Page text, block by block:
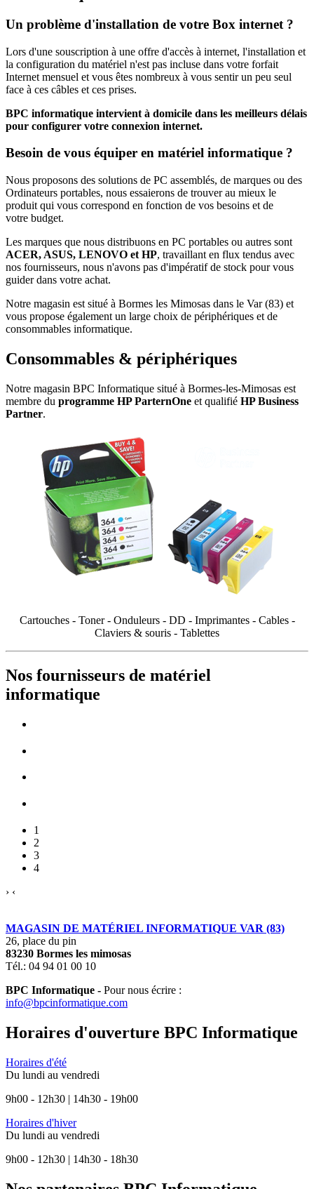
Un problème d'installation de votre Box internet ?
Lors d'une souscription à une offre d'accès à internet, l'installation et
la configuration du matériel n'est pas incluse dans votre forfait
Internet mensuel et vous êtes nombreux à vous sentir un peu seul
face à ces câbles et ces prises.
BPC informatique intervient à domicile dans les meilleurs délais
pour configurer votre connexion internet.
Besoin de vous équiper en matériel informatique ?
Nous proposons des solutions de PC assemblés, de marques ou des
Ordinateurs portables, nous essaierons de trouver au mieux le
produit qui vous correspond en fonction de vos besoins et de
votre budget.
Les marques que nous distribuons en PC portables ou autres sont
ACER, ASUS, LENOVO et HP, travaillant en flux tendus avec
nos fournisseurs, nous n'avons pas d'impératif de stock pour vous
guider dans votre achat.
Notre magasin est situé à Bormes les Mimosas dans le Var (83) et
vous propose également un large choix de périphériques et de
consommables informatique.
Consommables & périphériques
Notre magasin BPC Informatique situé à Bormes-les-Mimosas est
membre du programme HP ParternOne et qualifié HP Business
Partner.
Cartouches - Toner - Onduleurs - DD - Imprimantes - Cables -
Claviers & souris - Tablettes
Nos fournisseurs de matériel
informatique
1
2
3
4
› ‹
MAGASIN DE MATÉRIEL INFORMATIQUE VAR (83)
26, place du pin
83230 Bormes les mimosas
Tél.: 04 94 01 00 10
BPC Informatique - Pour nous écrire :
info@bpcinformatique.com
Horaires d'ouverture BPC Informatique
Horaires d'été
Du lundi au vendredi
9h00 - 12h30 | 14h30 - 19h00
Horaires d'hiver
Du lundi au vendredi
9h00 - 12h30 | 14h30 - 18h30